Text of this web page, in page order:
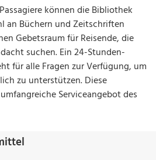
Passagiere können die Bibliothek
an Büchern und Zeitschriften
Gebetsraum für Reisende, die
suchen. Ein 24-Stunden-
für alle Fragen zur Verfügung, um
zu unterstützen. Diese
Serviceangebot des